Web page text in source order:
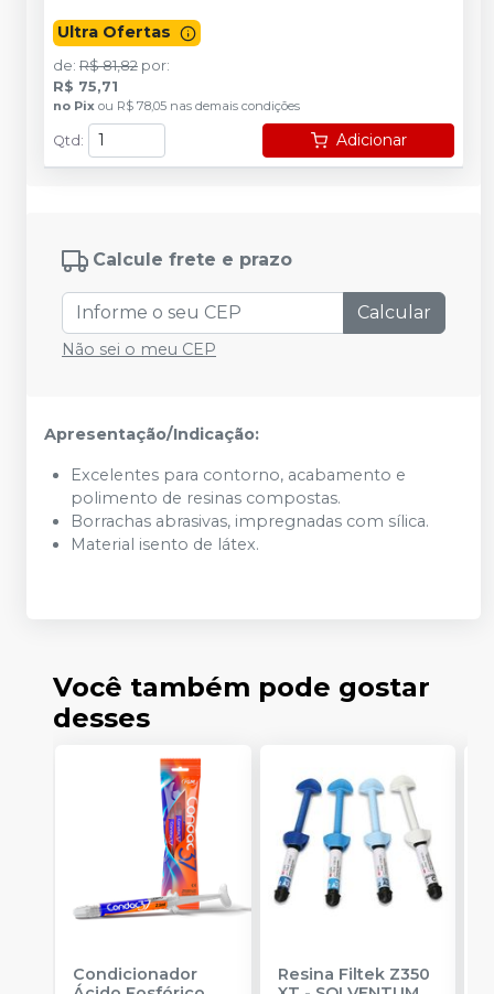
Ultra Ofertas
de: R$ 81,82 por:
R$ 75,71
no Pix ou R$ 78,05 nas demais condições
Qtd: Adicionar
Calcule frete e prazo
Calcular
Não sei o meu CEP
Apresentação/Indicação:
Excelentes para contorno, acabamento e
polimento de resinas compostas.
Borrachas abrasivas, impregnadas com sílica.
Material isento de látex.
Você também pode gostar
desses
Condicionador
Resina Filtek Z350